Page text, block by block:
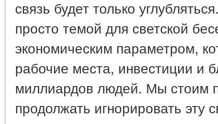
связь будет только
просто темой для светской
экономическим параметром,
рабочие места, инвестиции и
миллиардов людей. Мы стоим
продолжать игнорировать эту